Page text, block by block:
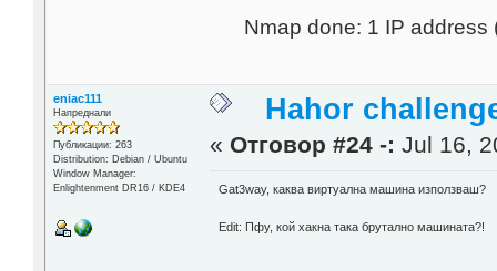
Nmap done: 1 IP
eniac111
Напреднали
Публикации: 263
Distribution: Debian / Ubuntu
Window Manager:
Enlightenment DR16 / KDE4
Hahor
« Отговор #24 -: Jul 16,
Gat3way, каква виртуална машина използваш?
Edit: Пфу, кой хакна така брутално машината?!